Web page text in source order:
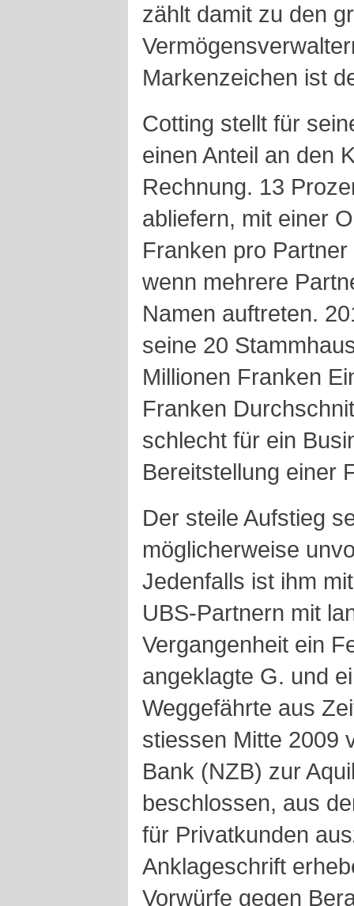
zählt damit zu den
Markenzeichen ist
Cotting stellt für
einen Anteil an den
Rechnung. 13
abliefern, mit einer
Franken pro
wenn mehrere
Namen auftreten.
seine 20
Millionen Franken
Franken
schlecht für ein
Bereitstellung einer
Der steile Aufstieg
möglicherweise
Jedenfalls ist ihm
UBS-Partnern mit
Vergangenheit ein
angeklagte G. und
Weggefährte aus
stiessen Mitte 2009
Bank (NZB) zur
beschlossen, aus
für Privatkunden
Anklageschrift
Vorwürfe gegen